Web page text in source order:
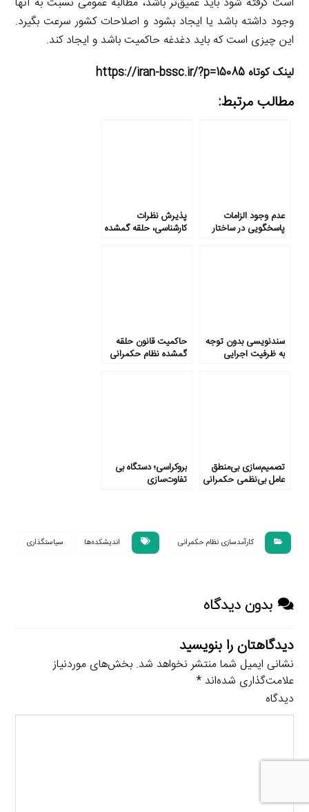
وجود داشته باشد یا ایجاد بشود و اصلاحات کشور سرعت بگیرد.
این چیزی است که باید دغدغه حاکمیت باشد و ایجاد کند.
لینک کوتاه https://iran-bssc.ir/?p=15085
مطالب مرتبط:
عدم وجود الزامات
پاسخگویی در ساختار
پذیرش نظرات
کارشناسی، حلقه گمشده
سندنویسی بدون توجه
به ظرفیت اجرایی
حاکمیت قانون حلقه
گمشده نظام حکمرانی
تصمیم‌سازی بی‌منطق
عامل بی‌نظمی حکمرانی
بروکراسی؛ دستگاه بی
تفاوت‌سازی
کارآمدسازی نظام حکمرانی اندیشکده‌ها سیاستگذاری
بدون دیدگاه
دیدگاهتان را بنویسید
نشانی ایمیل شما منتشر نخواهد شد. بخش‌های موردنیاز
علامت‌گذاری شده‌اند*
دیدگاه